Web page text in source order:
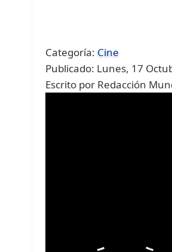
Categoría: Cine
Publicado: Lunes, 17
Escrito por Redacción